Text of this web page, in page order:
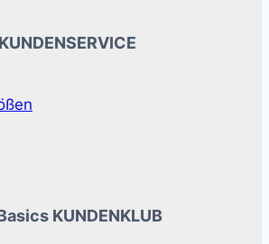
KUNDENSERVICE
KUNDENKLUB